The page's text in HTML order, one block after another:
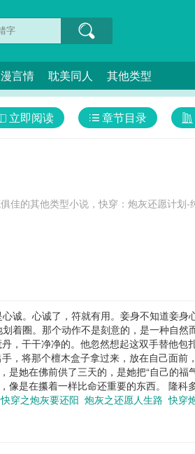
言情 耽美同人 其他类型
章节目录
立即阅读
佳的其他类型小说，快穿：炮灰还愿计划
诚。心诚了，符就有用。妾身不知道妾身
着圈。那个动作不是刻意的，是一种自然
干干净净的。他忽然想起这双手替他包
，将那个檀木盒子拿过来，放在自己面前
她在佛前供了三天的，是她把“自己的福
是在攥着一样比命还重要的东西。 隆科
快穿之炮灰要还阳 炮灰之还愿人生路快穿